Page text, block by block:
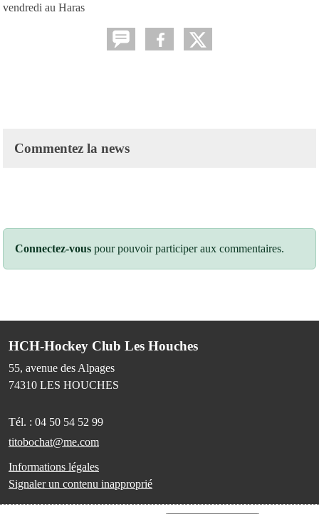
vendredi au Haras
Commentez la news
Connectez-vous pour pouvoir participer aux commentaires.
HCH-Hockey Club Les Houches
55, avenue des Alpages
74310 LES HOUCHES
Tél. : 04 50 54 52 99
titobochat@me.com
Informations légales
Signaler un contenu inapproprié